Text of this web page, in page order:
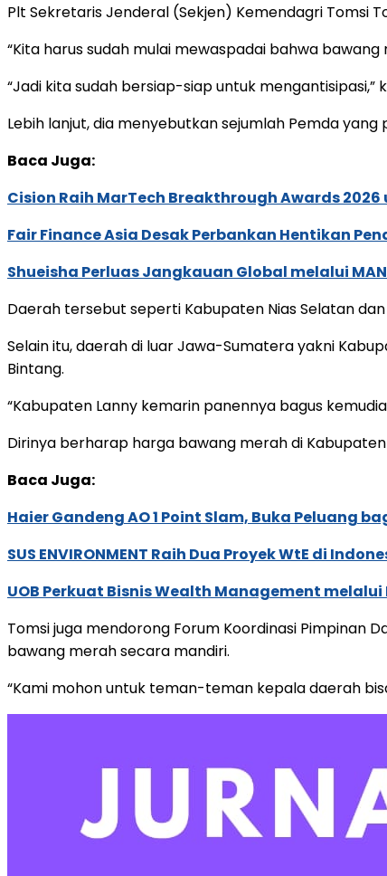
Plt Sekretaris Jenderal (Sekjen) Kemendagri Tomsi
“Kita harus sudah mulai mewaspadai bahwa
“Jadi kita sudah bersiap-siap untuk mengantisipasi,”
Lebih lanjut, dia menyebutkan sejumlah Pemda
Baca Juga:
Cision Raih MarTech Breakthrough Awards
Fair Finance Asia Desak Perbankan Hentikan
Shueisha Perluas Jangkauan Global melalui
Daerah tersebut seperti Kabupaten Nias Selatan
Selain itu, daerah di luar Jawa-Sumatera yakni
Bintang.
“Kabupaten Lanny kemarin panennya bagus
Dirinya berharap harga bawang merah di
Baca Juga:
Haier Gandeng AO 1 Point Slam, Buka Peluang
SUS ENVIRONMENT Raih Dua Proyek WtE di
UOB Perkuat Bisnis Wealth Management
Tomsi juga mendorong Forum Koordinasi Pimpinan
bawang merah secara mandiri.
“Kami mohon untuk teman-teman kepala daerah